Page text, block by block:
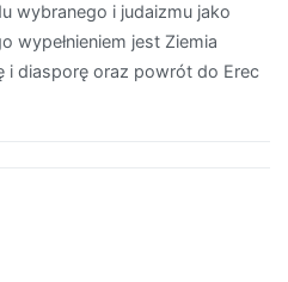
wybranego i judaizmu jako
wypełnieniem jest Ziemia
i diasporę oraz powrót do Erec